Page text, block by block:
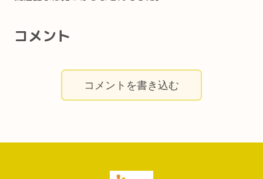
コメント
コメントを書き込む